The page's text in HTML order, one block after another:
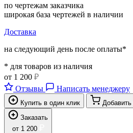
по чертежам заказчика
широкая база чертежей в наличии
Доставка
на следующий день после оплаты*
* для товаров из наличия
от 1 200 ₽
Отзывы
Написать менеджеру
Купить в один клик
Добавить
Заказать
от 1 200